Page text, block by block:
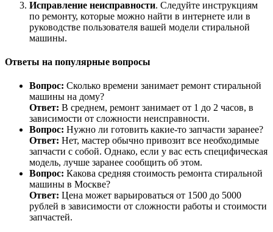
Исправление неисправности. Следуйте инструкциям
по ремонту, которые можно найти в интернете или в
руководстве пользователя вашей модели стиральной
машины.
Ответы на популярные вопросы
Вопрос: Сколько времени занимает ремонт стиральной
машины на дому?
Ответ: В среднем, ремонт занимает от 1 до 2 часов, в
зависимости от сложности неисправности.
Вопрос: Нужно ли готовить какие-то запчасти заранее?
Ответ: Нет, мастер обычно привозит все необходимые
запчасти с собой. Однако, если у вас есть специфическая
модель, лучше заранее сообщить об этом.
Вопрос: Какова средняя стоимость ремонта стиральной
машины в Москве?
Ответ: Цена может варьироваться от 1500 до 5000
рублей в зависимости от сложности работы и стоимости
запчастей.